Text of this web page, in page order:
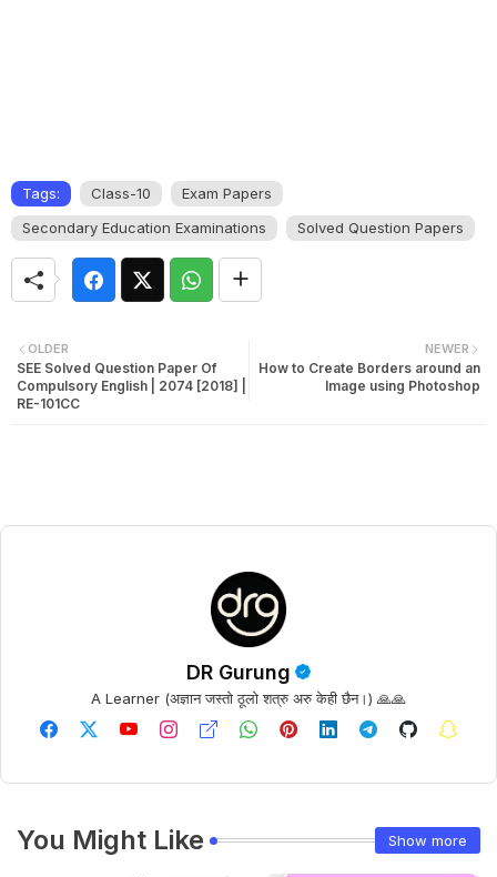
Tags: Class-10
Exam Papers
Secondary Education Examinations
Solved Question Papers
NEWER
How to Create Borders around an
Image using Photoshop
OLDER
SEE Solved Question Paper Of
Compulsory English | 2074 [2018] |
RE-101CC
DR Gurung
A Learner (अज्ञान जस्तो ठूलो शत्रु अरु केही छैन।) 🙏🙏
You Might Like Show more